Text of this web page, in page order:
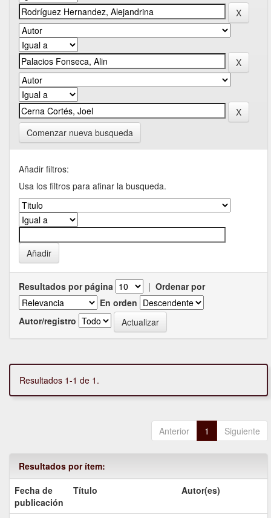
Comenzar nueva busqueda
Añadir filtros:
Usa los filtros para afinar la busqueda.
Resultados por página | Ordenar por
En orden
Autor/registro
Resultados 1-1 de 1.
Anterior 1 Siguiente
Resultados por ítem:
Fecha de
publicación
Título Autor(es)